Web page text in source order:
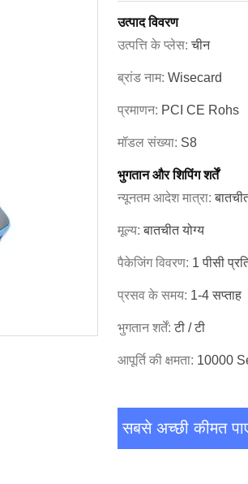
उत्पाद विवरण
उत्पत्ति के प्लेस:चीन
ब्रांड नाम: Wisecard
प्रमाणन: PCI CE Rohs
मॉडल संख्या: S8
भुगतान और शिपिंग शर्तें
न्यूनतम आदेश मात्रा:
मूल्य:बातचीत योग्य
पैकेजिंग विवरण: 1 पीसी
प्रसव के समय: 1-4 सप्ताह
भुगतान शर्तें:टी / टी
आपूर्ति की क्षमता: 10000
सबसे अच्छी कीमत